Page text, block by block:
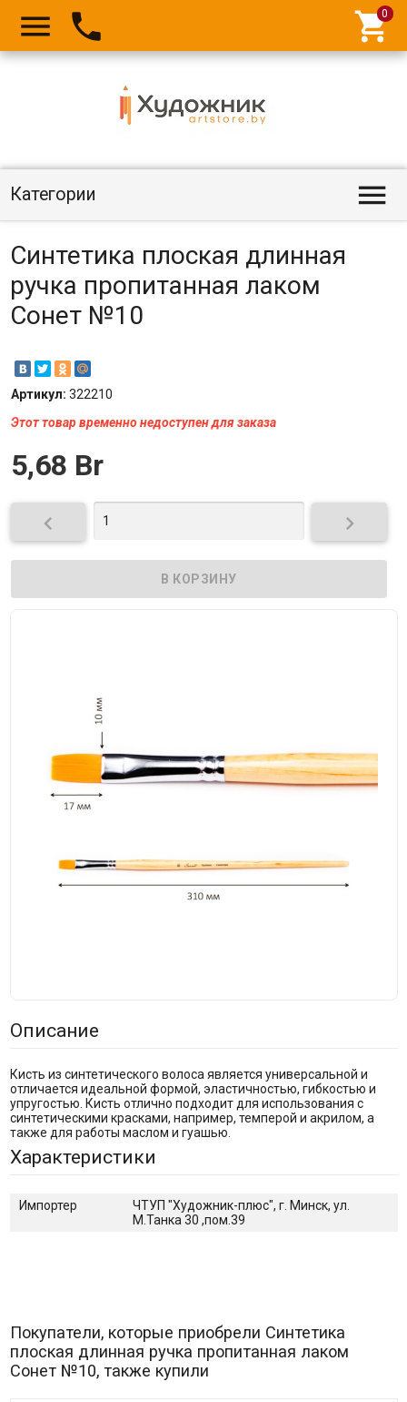
  
Категории 
Синтетика плоская длинная
ручка пропитанная лаком
Сонет №10
Артикул: 322210
Этот товар временно недоступен для заказа
5,68 Br
 
Описание
Кисть из синтетического волоса является универсальной и
отличается идеальной формой, эластичностью, гибкостью и
упругостью. Кисть отлично подходит для использования с
синтетическими красками, например, темперой и акрилом, а
также для работы маслом и гуашью.
Характеристики
Импортер
ЧТУП "Художник-плюс", г. Минск, ул.
М.Танка 30 ,пом.39
Покупатели, которые приобрели Синтетика
плоская длинная ручка пропитанная лаком
Сонет №10, также купили